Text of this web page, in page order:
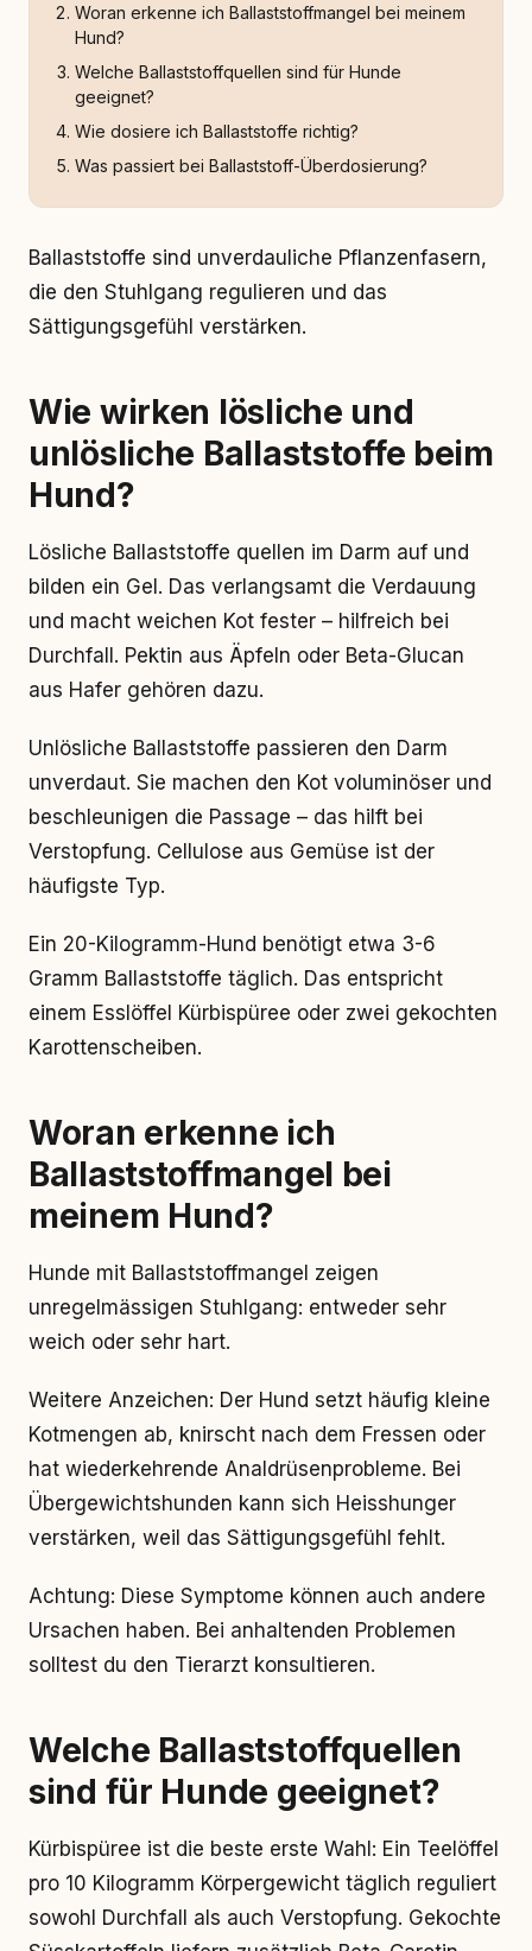
Woran erkenne ich Ballaststoffmangel bei meinem
Hund?
Welche Ballaststoffquellen sind für Hunde
geeignet?
Wie dosiere ich Ballaststoffe richtig?
Was passiert bei Ballaststoff-Überdosierung?
Ballaststoffe sind unverdauliche Pflanzenfasern,
die den Stuhlgang regulieren und das
Sättigungsgefühl verstärken.
Wie wirken lösliche und
unlösliche Ballaststoffe beim
Hund?
Lösliche Ballaststoffe quellen im Darm auf und
bilden ein Gel. Das verlangsamt die Verdauung
und macht weichen Kot fester – hilfreich bei
Durchfall. Pektin aus Äpfeln oder Beta-Glucan
aus Hafer gehören dazu.
Unlösliche Ballaststoffe passieren den Darm
unverdaut. Sie machen den Kot voluminöser und
beschleunigen die Passage – das hilft bei
Verstopfung. Cellulose aus Gemüse ist der
häufigste Typ.
Ein 20-Kilogramm-Hund benötigt etwa 3-6
Gramm Ballaststoffe täglich. Das entspricht
einem Esslöffel Kürbispüree oder zwei gekochten
Karottenscheiben.
Woran erkenne ich
Ballaststoffmangel bei
meinem Hund?
Hunde mit Ballaststoffmangel zeigen
unregelmässigen Stuhlgang: entweder sehr
weich oder sehr hart.
Weitere Anzeichen: Der Hund setzt häufig kleine
Kotmengen ab, knirscht nach dem Fressen oder
hat wiederkehrende Analdrüsenprobleme. Bei
Übergewichtshunden kann sich Heisshunger
verstärken, weil das Sättigungsgefühl fehlt.
Achtung: Diese Symptome können auch andere
Ursachen haben. Bei anhaltenden Problemen
solltest du den Tierarzt konsultieren.
Welche Ballaststoffquellen
sind für Hunde geeignet?
Kürbispüree ist die beste erste Wahl: Ein Teelöffel
pro 10 Kilogramm Körpergewicht täglich reguliert
sowohl Durchfall als auch Verstopfung. Gekochte